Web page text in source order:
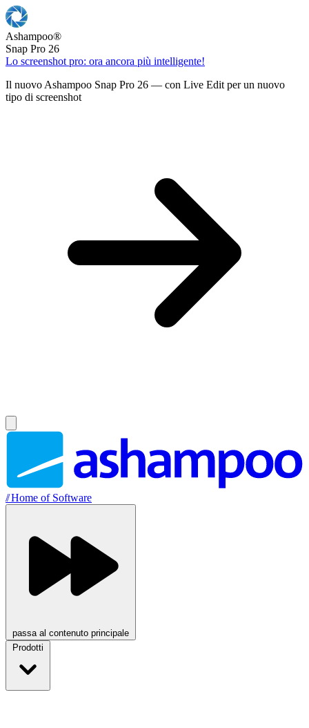
Ashampoo®
Snap Pro 26
Lo screenshot pro: ora ancora più intelligente!
Il nuovo Ashampoo Snap Pro 26 — con Live Edit per un nuovo
tipo di screenshot
//Home of Software
passa al contenuto principale
Prodotti